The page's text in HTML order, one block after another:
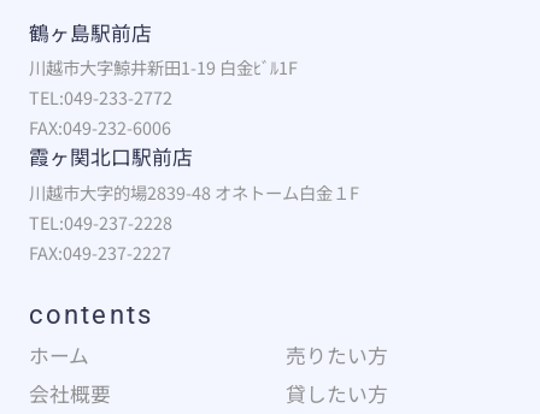
鶴ヶ島駅前店
川越市大字鯨井新田1-19 白金ﾋﾞﾙ1F
TEL:049-233-2772
FAX:049-232-6006
霞ヶ関北口駅前店
川越市大字的場2839-48 オネトーム白金１F
TEL:049-237-2228
FAX:049-237-2227
contents
ホーム
売りたい方
会社概要
貸したい方